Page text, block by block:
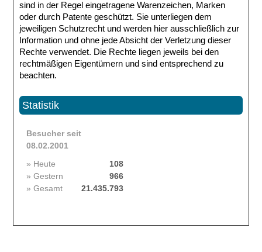
sind in der Regel eingetragene Warenzeichen, Marken
oder durch Patente geschützt. Sie unterliegen dem
jeweiligen Schutzrecht und werden hier ausschließlich zur
Information und ohne jede Absicht der Verletzung dieser
Rechte verwendet. Die Rechte liegen jeweils bei den
rechtmäßigen Eigentümern und sind entsprechend zu
beachten.
Statistik
Besucher seit
08.02.2001
» Heute
108
» Gestern
966
» Gesamt
21.435.793